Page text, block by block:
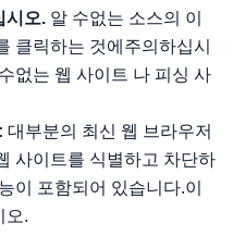
시오. 알 수없는 소스의 이
클릭하는 것에주의하십시
없는 웹 사이트 나 피싱 사
대부분의 최신 웹 브라우저
사이트를 식별하고 차단하
이 포함되어 있습니다.이
오.